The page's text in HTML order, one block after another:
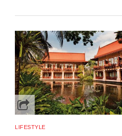
LIFESTYLE